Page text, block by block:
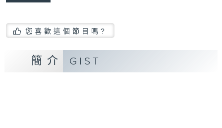
您喜歡這個節目嗎?
簡介 GIST